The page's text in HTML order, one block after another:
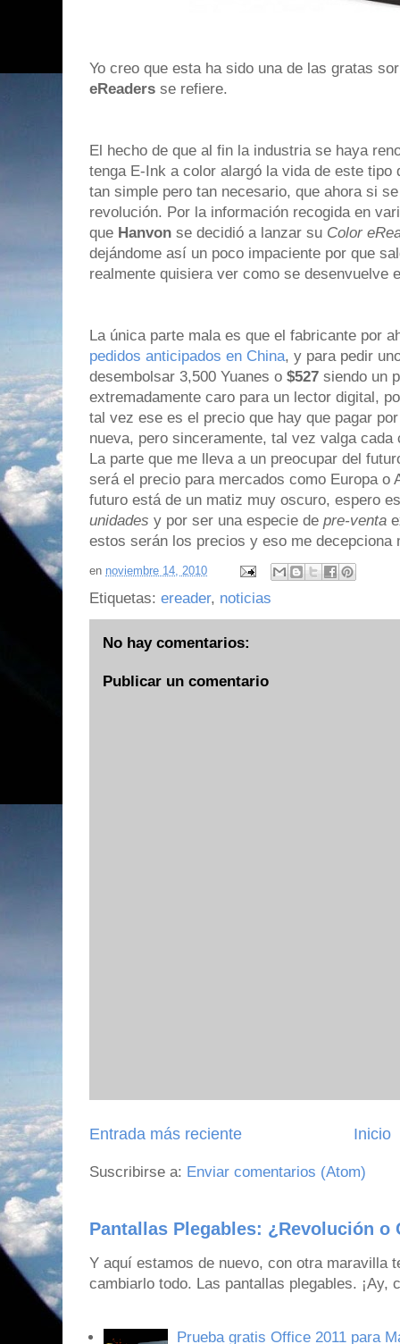
Yo creo que esta ha sido una de las gratas
eReaders se refiere.
El hecho de que al fin la industria se haya
tenga E-Ink a color alargó la vida de este
tan simple pero tan necesario, que ahora si
revolución. Por la información recogida en
que Hanvon se decidió a lanzar su Color
dejándome así un poco impaciente por que
realmente quisiera ver como se desenvuelve
La única parte mala es que el fabricante por
pedidos anticipados en China, y para pedir
desembolsar 3,500 Yuanes o $527 siendo un
extremadamente caro para un lector digital,
tal vez ese es el precio que hay que pagar
nueva, pero sinceramente, tal vez valga cada
La parte que me lleva a un preocupar del
será el precio para mercados como Europa o
futuro está de un matiz muy oscuro, espero
unidades y por ser una especie de pre-venta
estos serán los precios y eso me decepciona
en noviembre 14, 2010
Etiquetas: ereader, noticias
No hay comentarios:
Publicar un comentario
Entrada más reciente Inicio
Suscribirse a: Enviar comentarios (Atom)
Pantallas Plegables: ¿Revolución o
Y aquí estamos de nuevo, con otra maravilla
cambiarlo todo. Las pantallas plegables. ¡Ay,
Prueba gratis Office 2011 para